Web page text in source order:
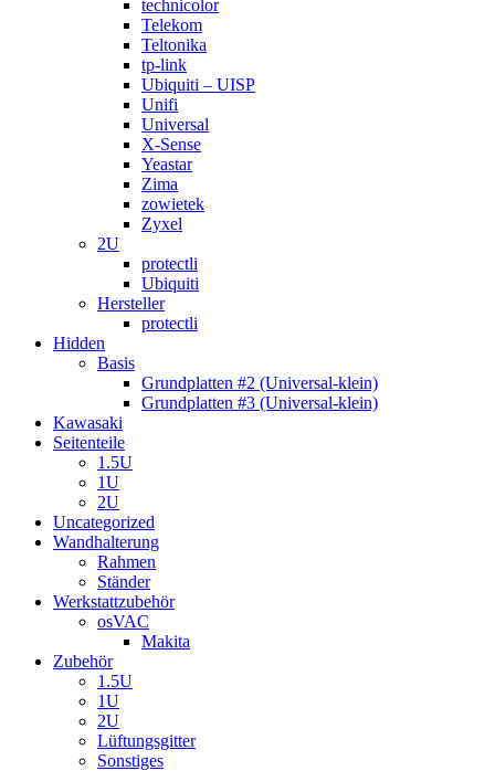
technicolor
Telekom
Teltonika
tp-link
Ubiquiti – UISP
Unifi
Universal
X-Sense
Yeastar
Zima
zowietek
Zyxel
2U
protectli
Ubiquiti
Hersteller
protectli
Hidden
Basis
Grundplatten #2 (Universal-klein)
Grundplatten #3 (Universal-klein)
Kawasaki
Seitenteile
1.5U
1U
2U
Uncategorized
Wandhalterung
Rahmen
Ständer
Werkstattzubehör
osVAC
Makita
Zubehör
1.5U
1U
2U
Lüftungsgitter
Sonstiges